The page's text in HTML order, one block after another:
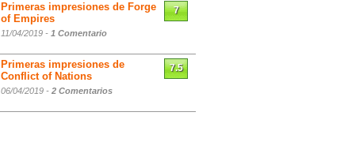
Primeras impresiones de Forge
of Empires
11/04/2019 - 1 Comentario
7
Primeras impresiones de
Conflict of Nations
06/04/2019 - 2 Comentarios
7.5